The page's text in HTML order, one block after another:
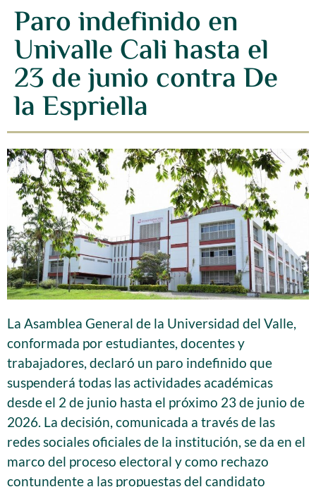
Paro indefinido en
Univalle Cali hasta el
23 de junio contra De
la Espriella
La Asamblea General de la Universidad del Valle,
conformada por estudiantes, docentes y
trabajadores, declaró un paro indefinido que
suspenderá todas las actividades académicas
desde el 2 de junio hasta el próximo 23 de junio de
2026. La decisión, comunicada a través de las
redes sociales oficiales de la institución, se da en el
marco del proceso electoral y como rechazo
contundente a las propuestas del candidato